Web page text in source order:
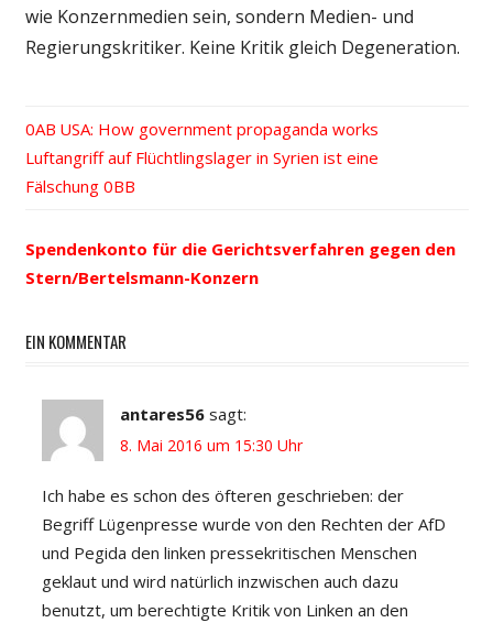
wie Konzernmedien sein, sondern Medien- und
Regierungskritiker. Keine Kritik gleich Degeneration.
Beitrags-
Navigation
Vorheriger
Beitrag:
USA: How government propaganda works
Nächster
Beitrag:
Luftangriff auf Flüchtlingslager in Syrien ist eine
Fälschung
Spendenkonto für die Gerichtsverfahren gegen den
Stern/Bertelsmann-Konzern
EIN KOMMENTAR
antares56 sagt:
8. Mai 2016 um 15:30 Uhr
Ich habe es schon des öfteren geschrieben: der
Begriff Lügenpresse wurde von den Rechten der AfD
und Pegida den linken pressekritischen Menschen
geklaut und wird natürlich inzwischen auch dazu
benutzt, um berechtigte Kritik von Linken an den